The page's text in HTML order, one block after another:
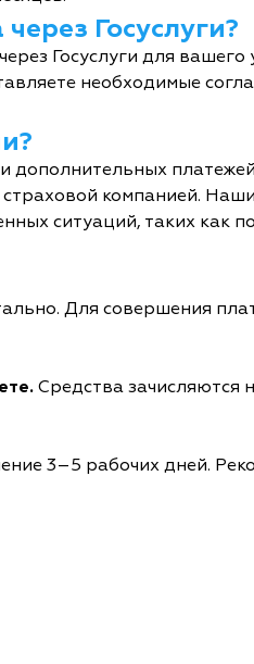
Госуслуги?
Госуслуги для вашего
необходимые
дополнительных
компанией.
ситуаций, таких как
Для совершения
Средства зачисляются
3–5 рабочих дней.